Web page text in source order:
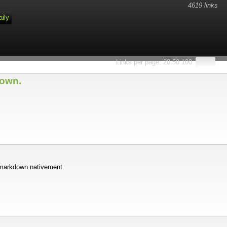
4619 links
Links per page:20 50 100
nativement.